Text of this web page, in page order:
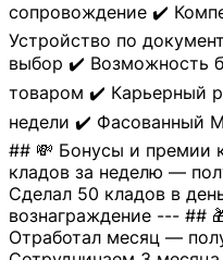
сопровождение ✔️
Устройство по
выбор ✔️ Возможность
товаром ✔️ Карьерный
недели ✔️ Фасованный
## 💸 Бонусы и премии
кладов за неделю —
Сделал 50 кладов в
вознаграждение --- ##
Отработал месяц —